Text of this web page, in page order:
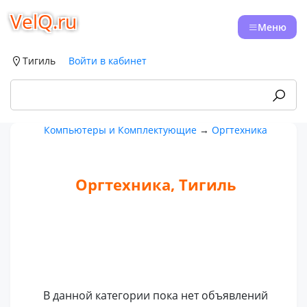
VelQ.ru Меню
Тигиль Войти в кабинет
Компьютеры и Комплектующие →Оргтехника
Оргтехника, Тигиль
В данной категории пока нет объявлений